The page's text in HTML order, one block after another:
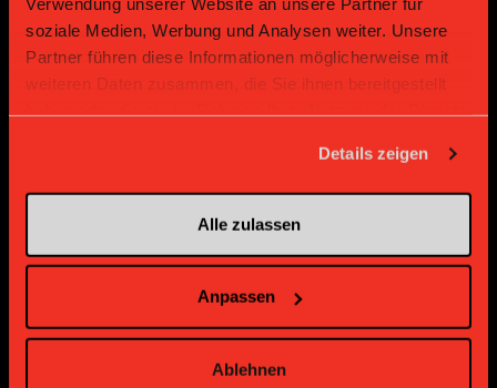
soziale Medien, Werbung und Analysen weiter. Unsere
Partner führen diese Informationen möglicherweise mit
weiteren Daten zusammen, die Sie ihnen bereitgestellt
Details zeigen
Alle zulassen
Anpassen
Ablehnen
Gold Partner Gold Partner